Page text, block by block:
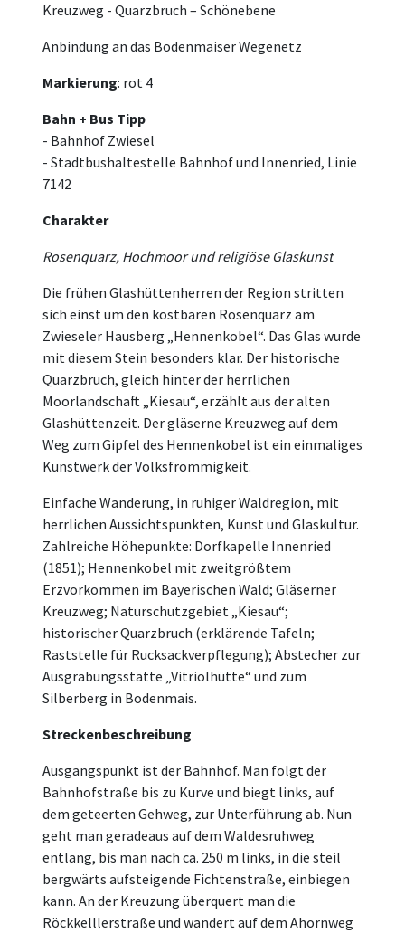
Kreuzweg - Quarzbruch – Schönebene
Anbindung an das Bodenmaiser Wegenetz
Markierung: rot 4
Bahn + Bus Tipp
- Bahnhof Zwiesel
- Stadtbushaltestelle Bahnhof und Innenried, Linie
7142
Charakter
Rosenquarz, Hochmoor und religiöse Glaskunst
Die frühen Glashüttenherren der Region stritten
sich einst um den kostbaren Rosenquarz am
Zwieseler Hausberg „Hennenkobel“. Das Glas wurde
mit diesem Stein besonders klar. Der historische
Quarzbruch, gleich hinter der herrlichen
Moorlandschaft „Kiesau“, erzählt aus der alten
Glashüttenzeit. Der gläserne Kreuzweg auf dem
Weg zum Gipfel des Hennenkobel ist ein einmaliges
Kunstwerk der Volksfrömmigkeit.
Einfache Wanderung, in ruhiger Waldregion, mit
herrlichen Aussichtspunkten, Kunst und Glaskultur.
Zahlreiche Höhepunkte: Dorfkapelle Innenried
(1851); Hennenkobel mit zweitgrößtem
Erzvorkommen im Bayerischen Wald; Gläserner
Kreuzweg; Naturschutzgebiet „Kiesau“;
historischer Quarzbruch (erklärende Tafeln;
Raststelle für Rucksackverpflegung); Abstecher zur
Ausgrabungsstätte „Vitriolhütte“ und zum
Silberberg in Bodenmais.
Streckenbeschreibung
Ausgangspunkt ist der Bahnhof. Man folgt der
Bahnhofstraße bis zu Kurve und biegt links, auf
dem geteerten Gehweg, zur Unterführung ab. Nun
geht man geradeaus auf dem Waldesruhweg
entlang, bis man nach ca. 250 m links, in die steil
bergwärts aufsteigende Fichtenstraße, einbiegen
kann. An der Kreuzung überquert man die
Röckkelllerstraße und wandert auf dem Ahornweg